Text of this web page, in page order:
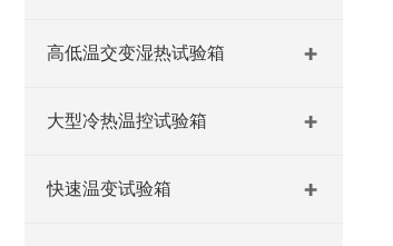
高低温交变湿热试验箱
大型冷热温控试验箱
快速温变试验箱